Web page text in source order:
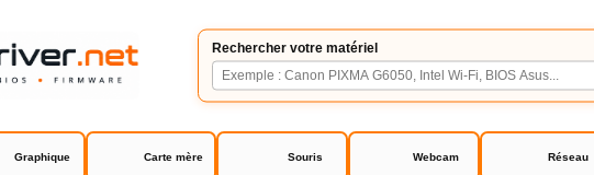
Rechercher votre matériel
Graphique Carte mère Souris Webcam Réseau